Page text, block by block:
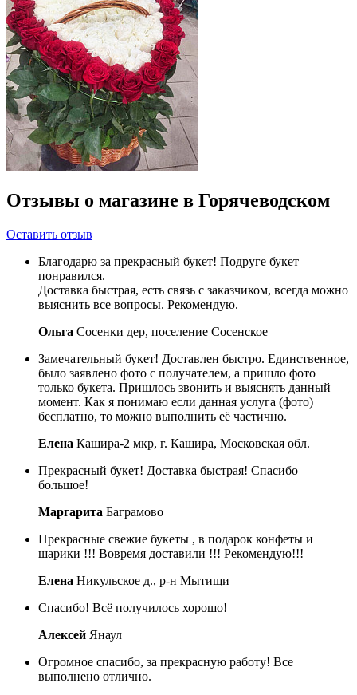
Отзывы о магазине в Горячеводском
Оставить отзыв
Благодарю за прекрасный букет! Подруге букет
понравился.
Доставка быстрая, есть связь с заказчиком, всегда можно
выяснить все вопросы. Рекомендую.
Ольга Сосенки дер, поселение Сосенское
Замечательный букет! Доставлен быстро. Единственное,
было заявлено фото с получателем, а пришло фото
только букета. Пришлось звонить и выяснять данный
момент. Как я понимаю если данная услуга (фото)
бесплатно, то можно выполнить её частично.
Елена Кашира-2 мкр, г. Кашира, Московская обл.
Прекрасный букет! Доставка быстрая! Спасибо
большое!
Маргарита Баграмово
Прекрасные свежие букеты , в подарок конфеты и
шарики !!! Вовремя доставили !!! Рекомендую!!!
Елена Никульское д., р-н Мытищи
Спасибо! Всё получилось хорошо!
Алексей Янаул
Огромное спасибо, за прекрасную работу! Все
выполнено отлично.